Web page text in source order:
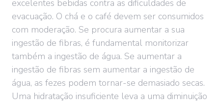
excelentes bebidas contra as dificuldades de
evacuação. O chá e o café devem ser consumidos
com moderação. Se procura aumentar a sua
ingestão de fibras, é fundamental monitorizar
também a ingestão de água. Se aumentar a
ingestão de fibras sem aumentar a ingestão de
água, as fezes podem tornar-se demasiado secas.
Uma hidratação insuficiente leva a uma diminuição